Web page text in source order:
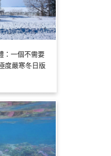
：一個不需要
度嚴寒冬日版